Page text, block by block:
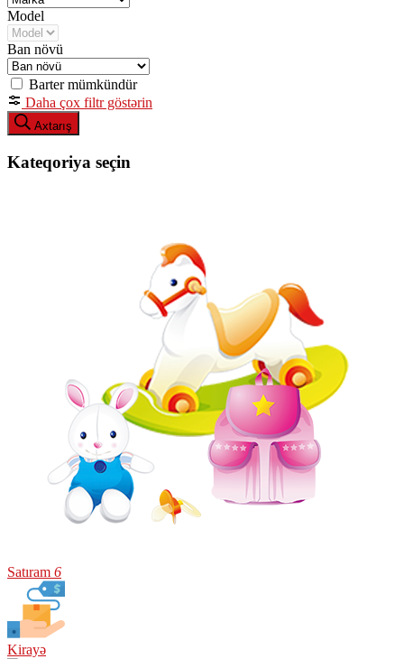
Model
Ban növü
Barter mümkündür
Daha çox filtr göstərin
Axtarış
Kateqoriya seçin
Satıram 6
Kirayə